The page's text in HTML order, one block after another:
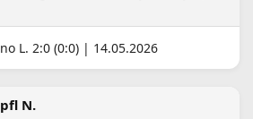
L. 2:0 (0:0) | 14.05.2026
N.